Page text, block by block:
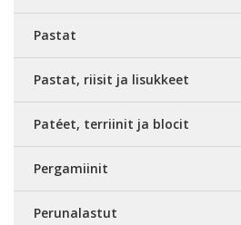
Pastat
Pastat, riisit ja lisukkeet
Patéet, terriinit ja blocit
Pergamiinit
Perunalastut